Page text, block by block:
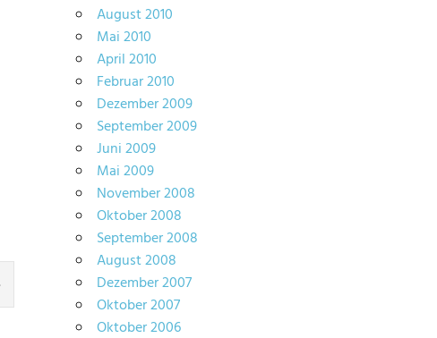
August 2010
Mai 2010
April 2010
Februar 2010
Dezember 2009
September 2009
Juni 2009
Mai 2009
November 2008
Oktober 2008
September 2008
August 2008
Dezember 2007
Oktober 2007
Oktober 2006